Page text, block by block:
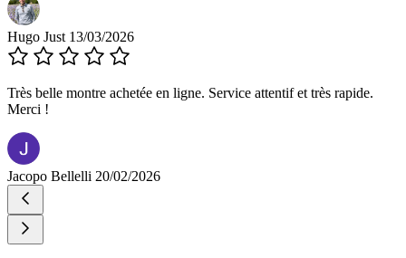
Hugo Just 13/03/2026
Très belle montre achetée en ligne. Service attentif et très rapide.
Merci !
Jacopo Bellelli 20/02/2026